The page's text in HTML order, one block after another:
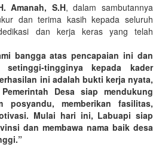
Amanah, S.H, dalam sambutannya
dan terima kasih kepada seluruh
dan kerja keras yang telah
bangga atas pencapaian ini dan
setinggi-tingginya kepada kader
ini adalah bukti kerja nyata,
Desa siap mendukung
posyandu, memberikan fasilitas,
Mulai hari ini, Labuapi siap
dan membawa nama baik desa